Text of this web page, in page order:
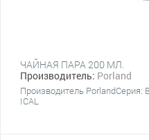
ЧАЙНАЯ ПАРА 200 МЛ.
Производитель: Porland
Производитель PorlandСерия:
ICAL